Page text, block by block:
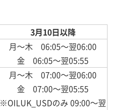
3月10日以降
月～木 06:05～翌06:00
金 06:05～翌05:55
月～木 07:00～翌06:00
金 07:00～翌05:55
※OILUK_USDのみ 09:00～翌